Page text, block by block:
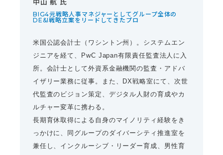
中山 航 氏
BIG4元戦略人事マネジャーとしてグループ全体の
DE&I戦略立案をリードしてきたプロ
米国公認会計士（ワシントン州）。システムエン
ジニアを経て、PwC Japan有限責任監査法人に入
所。会計士として外資系金融機関の監査・アドバ
イザリー業務に従事。また、DX戦略室にて、次世
代監査のビジョン策定、デジタル人財の育成やカ
ルチャー変革に携わる。
長期育休取得による自身のマイノリティ経験をき
っかけに、同グループのダイバーシティ推進室を
兼任し、インクルーシブ・リーダー育成、男性育